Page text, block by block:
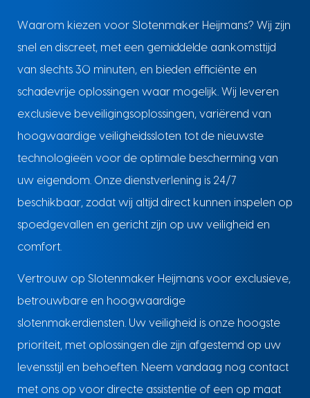
Waarom kiezen voor Slotenmaker Heijmans? Wij zijn
snel en discreet, met een gemiddelde aankomsttijd
van slechts 30 minuten, en bieden efficiënte en
schadevrije oplossingen waar mogelijk. Wij leveren
exclusieve beveiligingsoplossingen, variërend van
hoogwaardige veiligheidssloten tot de nieuwste
technologieën voor de optimale bescherming van
uw eigendom. Onze dienstverlening is 24/7
beschikbaar, zodat wij altijd direct kunnen inspelen op
spoedgevallen en gericht zijn op uw veiligheid en
comfort.
Vertrouw op Slotenmaker Heijmans voor exclusieve,
betrouwbare en hoogwaardige
slotenmakerdiensten. Uw veiligheid is onze hoogste
prioriteit, met oplossingen die zijn afgestemd op uw
levensstijl en behoeften. Neem vandaag nog contact
met ons op voor directe assistentie of een op maat